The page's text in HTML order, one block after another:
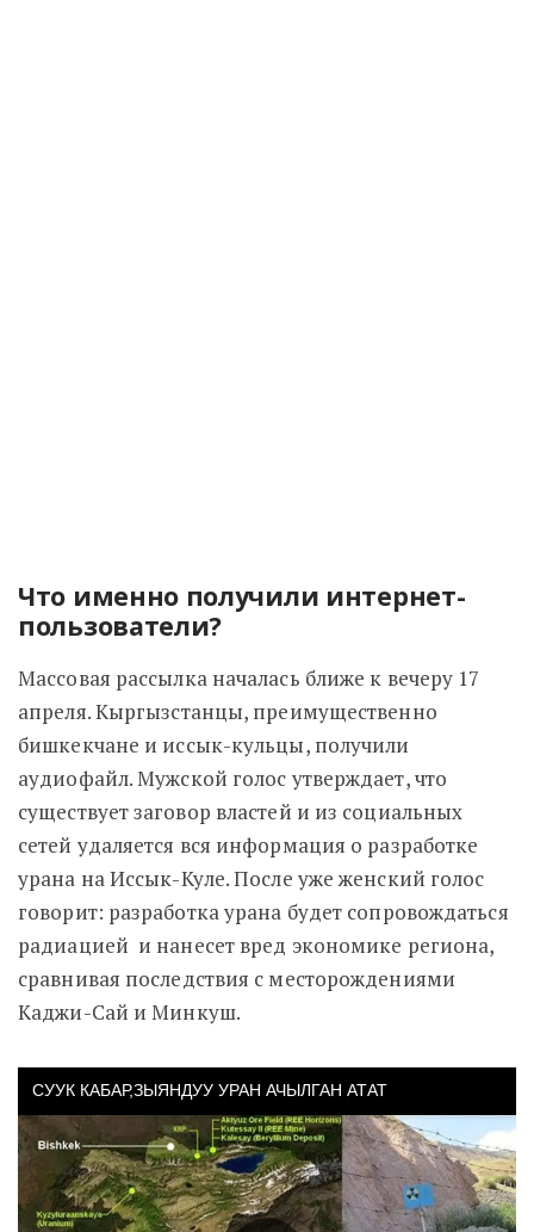
Что именно получили интернет-
пользователи?
Массовая рассылка началась ближе к вечеру 17
апреля. Кыргызстанцы, преимущественно
бишкекчане и иссык-кульцы, получили
аудиофайл. Мужской голос утверждает, что
существует заговор властей и из социальных
сетей удаляется вся информация о разработке
урана на Иссык-Куле. После уже женский голос
говорит: разработка урана будет сопровождаться
радиацией и нанесет вред экономике региона,
сравнивая последствия с месторождениями
Каджи-Сай и Минкуш.